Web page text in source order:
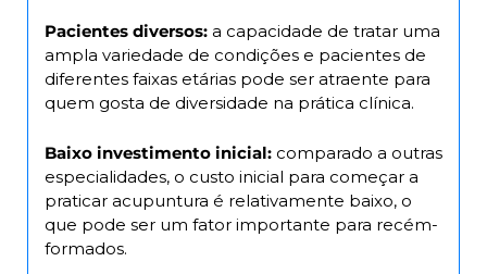
Pacientes diversos: a capacidade de tratar uma
ampla variedade de condições e pacientes de
diferentes faixas etárias pode ser atraente para
quem gosta de diversidade na prática clínica.
Baixo investimento inicial: comparado a outras
especialidades, o custo inicial para começar a
praticar acupuntura é relativamente baixo, o
que pode ser um fator importante para recém-
formados.